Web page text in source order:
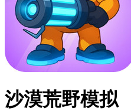
沙漠荒野模拟